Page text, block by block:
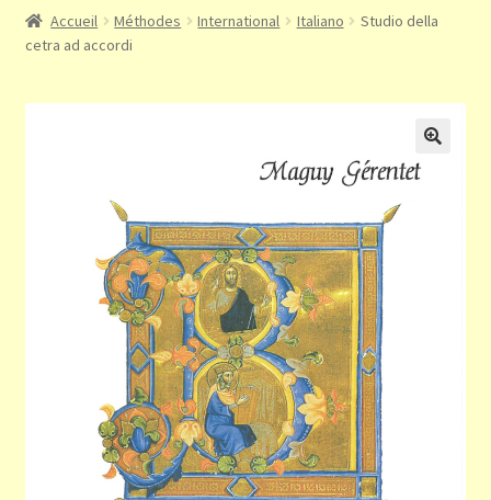
le
Mon compte
Validation de la commande
Accueil Méthodes International Italiano
Studio della
cetra ad accordi